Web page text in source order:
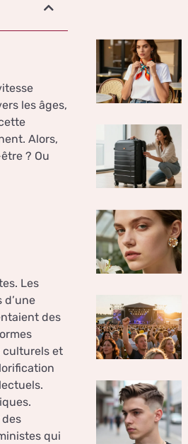
les âges,
Alors,
? Ou
Les
des
culturels et
qui